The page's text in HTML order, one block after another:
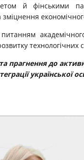
й фінськими
технологічних
прагнення до
української